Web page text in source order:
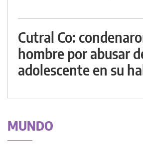
Cutral Co:
hombre por abusar
adolescente en su
MUNDO